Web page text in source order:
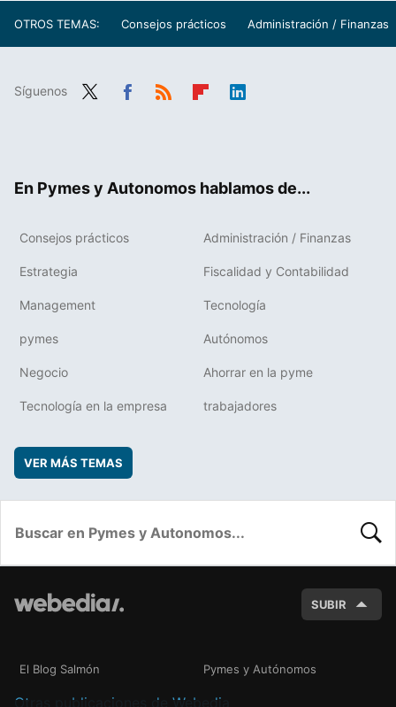
OTROS TEMAS: Consejos prácticos Administración / Finanzas
Síguenos
En Pymes y Autonomos hablamos de...
Consejos prácticos Administración / Finanzas
Estrategia Fiscalidad y Contabilidad
Management Tecnología
pymes Autónomos
Negocio Ahorrar en la pyme
Tecnología en la empresa trabajadores
VER MÁS TEMAS
SUBIR
El Blog Salmón Pymes y Autónomos
Otras publicaciones de Webedia